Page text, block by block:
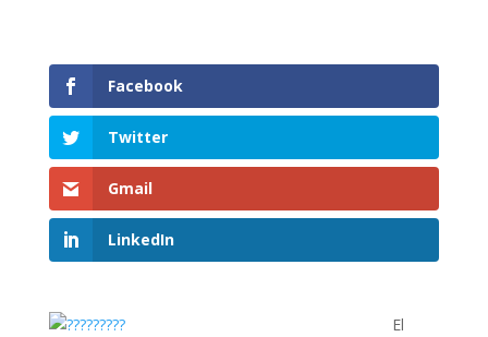
Facebook
Twitter
Gmail
LinkedIn
El